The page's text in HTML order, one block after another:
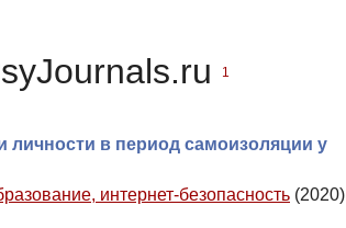
1
личности в период самоизоляции у
интернет-безопасность (2020)